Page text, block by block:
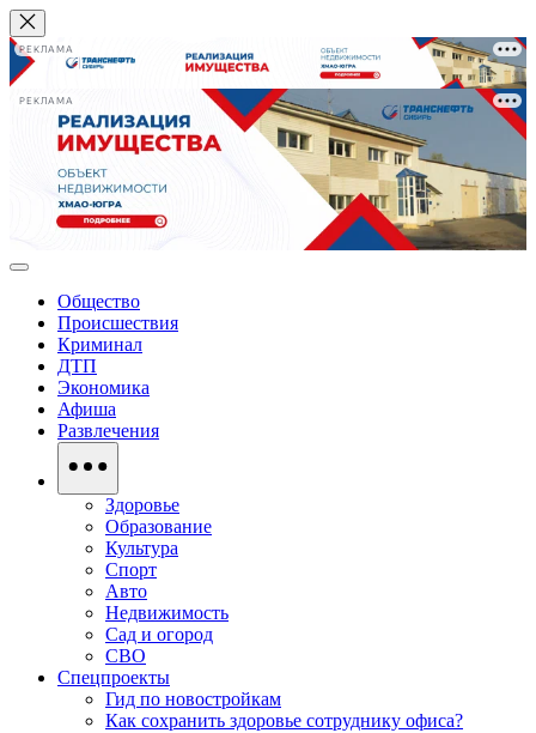
РЕКЛАМА
РЕКЛАМА
Общество
Происшествия
Криминал
ДТП
Экономика
Афиша
Развлечения
Здоровье
Образование
Культура
Спорт
Авто
Недвижимость
Сад и огород
СВО
Спецпроекты
Гид по новостройкам
Как сохранить здоровье сотруднику офиса?